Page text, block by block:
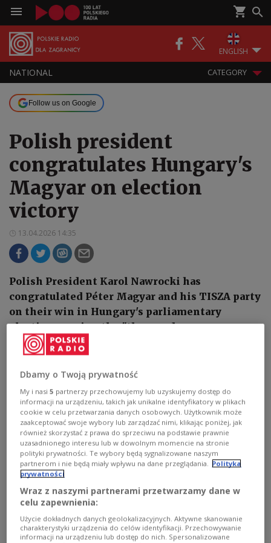
ENGLISH
NATIONAL CATEGORY
Follow us on Google
Polish president
congratulates Hungary's
Magyar on election
victory
13.04.2026 14:35
Polish President Karol Nawrocki has
congratulated Péter Magyar and his TISZA party
on their win in Hungary's parliamentary
elections, saying the "thousand-year
friendship" between Poland and Hungary must
endure regardless of political changes.
Polish President Karol Nawrocki attends a ceremony in Warsaw, on
Dbamy o Twoją prywatność
My i nasi5 partnerzy przechowujemy lub uzyskujemy dostęp do
informacji na urządzeniu, takich jak unikalne identyfikatory w plikach
cookie w celu przetwarzania danych osobowych. Użytkownik może
zaakceptować swoje wybory lub zarządzać nimi, klikając poniżej, jak
również skorzystać z prawa do sprzeciwu na podstawie prawnie
uzasadnionego interesu lub w dowolnym momencie na stronie
polityki prywatności. Te wybory będą sygnalizowane naszym
partnerom i nie będą miały wpływu na dane przeglądania. Polityka
prywatności
Wraz z naszymi partnerami przetwarzamy dane w
celu zapewnienia:
Użycie dokładnych danych geolokalizacyjnych. Aktywne skanowanie
charakterystyki urządzenia do celów identyfikacji. Przechowywanie
informacji na urządzeniu lub dostęp do nich. Spersonalizowane